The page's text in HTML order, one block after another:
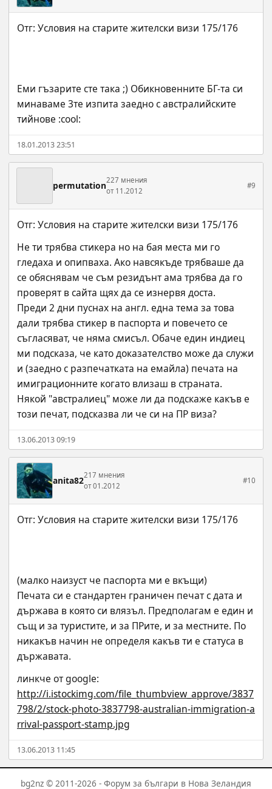
Еми гъзарите сте така ;) Обикновенните БГ-та си
минаваме 3те изпита заедно с австралийските
тийнове :cool:
18.01.2013 23:51
permutation227 мнения
от 11.2012
#9
Отг: Условия на старите жителски визи 175/176
Не ти трябва стикера но на бая места ми го
гледаха и опипваха. Ако навсякъде трябваше да
се обяснявам че съм резидънт ама трябва да го
проверят в сайта щях да се изнервя доста.
Преди 2 дни пуснах на англ. една тема за това
дали трябва стикер в паспорта и повечето се
съгласяват, че няма смисъл. Обаче един индиец
ми подсказа, че като доказателство може да служи
и (заедно с разпечатката на емайла) печата на
имиграционните когато влизаш в страната.
Някой "австралиец" може ли да подскаже какъв е
този печат, подсказва ли че си на ПР виза?
13.06.2013 09:19
anita82217 мнения
от 01.2012
#10
(малко наизуст че паспорта ми е вкъщи)
Печата си е стандартен граничен печат с дата и
държава в която си влязъл. Предполагам е един и
същ и за туристите, и за ПРите, и за местните. По
никакъв начин не определя какъв ти е статуса в
държавата.
линкче от google:
http://i.istockimg.com/file_thumbview_approve/3837
798/2/stock-photo-3837798-australian-immigration-a
rrival-passport-stamp.jpg
13.06.2013 11:45
bg2nz © 2011-2026 - Форум за българи в Нова Зеландия